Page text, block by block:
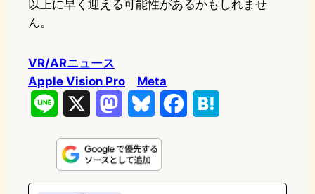
以上に早く迎える可能性があるかもしれませ
ん。
VR/ARニュース
Apple Vision Pro
Meta
n
e
s
t
u
e
e
e